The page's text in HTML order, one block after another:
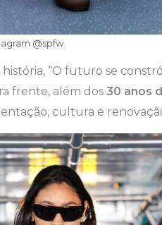
@spfw
“O futuro se
frente, além dos 30 anos
cultura e